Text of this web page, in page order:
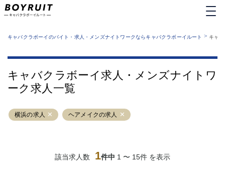
業種から探す
運営者情報
サイトマップ
キャバクラボーイのバイト・求人・メンズナイトワークならキャバクラボーイルート > キャ
キャバクラボーイ求人・メンズナイトワ
ーク求人一覧
横浜の求人 ヘアメイクの求人
該当求人数 1件中 1 〜 15件 を表示
六本木
池袋
新橋
渋谷
大和
立川